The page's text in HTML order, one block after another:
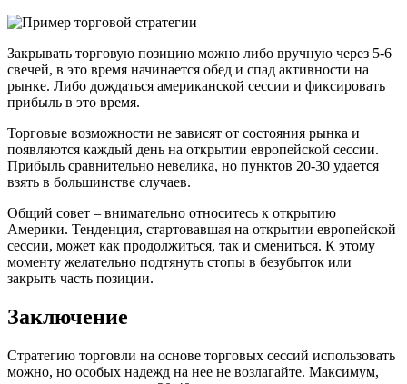
Закрывать торговую позицию можно либо вручную через 5-6
свечей, в это время начинается обед и спад активности на
рынке. Либо дождаться американской сессии и фиксировать
прибыль в это время.
Торговые возможности не зависят от состояния рынка и
появляются каждый день на открытии европейской сессии.
Прибыль сравнительно невелика, но пунктов 20-30 удается
взять в большинстве случаев.
Общий совет – внимательно относитесь к открытию
Америки. Тенденция, стартовавшая на открытии европейской
сессии, может как продолжиться, так и смениться. К этому
моменту желательно подтянуть стопы в безубыток или
закрыть часть позиции.
Заключение
Стратегию торговли на основе торговых сессий использовать
можно, но особых надежд на нее не возлагайте. Максимум,